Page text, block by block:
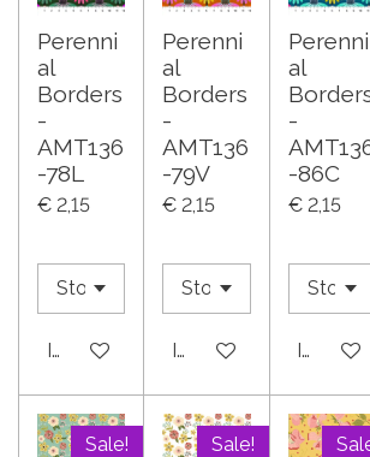
Perenni
al
Borders
-
AMT136
-78L
€ 2,15
In winkelwagen
Perenni
al
Borders
-
AMT136
-79V
€ 2,15
In winkelwagen
Perenni
al
-
-86C
€ 2,15
In
Sale! Sale!